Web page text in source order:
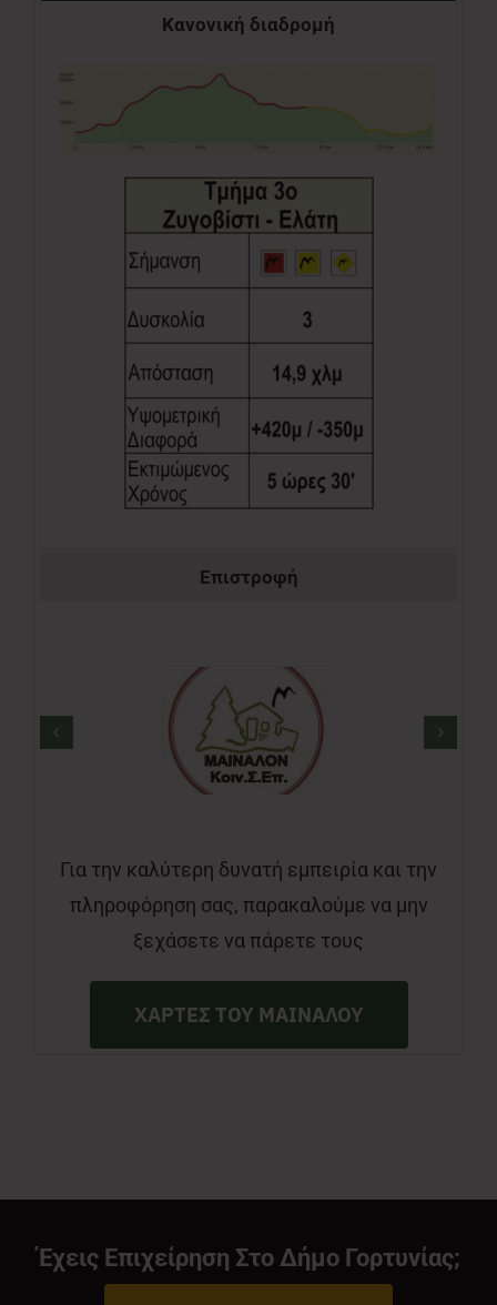
Κανονική διαδρομή
Επιστροφή
Για την καλύτερη δυνατή εμπειρία και την
πληροφόρηση σας, παρακαλούμε να μην
ξεχάσετε να πάρετε τους
ΧΑΡΤΕΣ ΤΟΥ ΜΑΙΝΑΛΟΥ
Έχεις Επιχείρηση Στο Δήμο Γορτυνίας;